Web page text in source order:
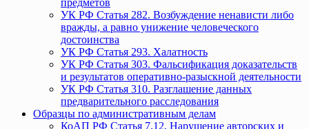
предметов
УК РФ Статья 282. Возбуждение ненависти либо
вражды, а равно унижение человеческого
достоинства
УК РФ Статья 293. Халатность
УК РФ Статья 303. Фальсификация доказательств
и результатов оперативно-разыскной деятельности
УК РФ Статья 310. Разглашение данных
предварительного расследования
Образцы по административным делам
КоАП РФ Статья 7.12. Нарушение авторских и